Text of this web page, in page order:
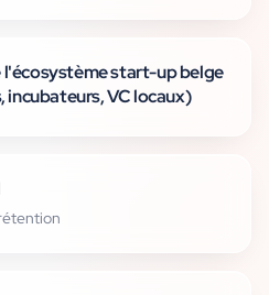
l'écosystème start-up belge
incubateurs, VC locaux)